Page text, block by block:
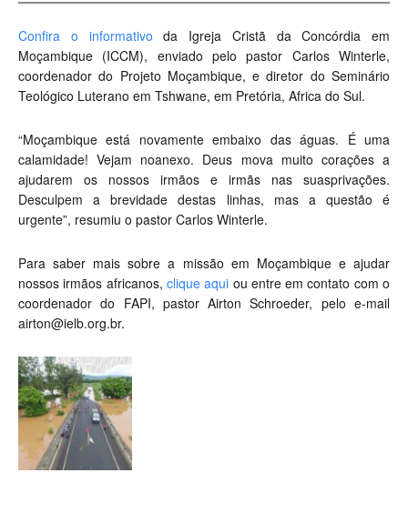
Confira o informativo da Igreja Cristã da Concórdia em
Moçambique (ICCM), enviado pelo pastor Carlos Winterle,
coordenador do Projeto Moçambique, e diretor do Seminário
Teológico Luterano em Tshwane, em Pretória, Africa do Sul.
“Moçambique está novamente embaixo das águas. É uma
calamidade! Vejam noanexo. Deus mova muito corações a
ajudarem os nossos irmãos e irmãs nas suasprivações.
Desculpem a brevidade destas linhas, mas a questão é
urgente”, resumiu o pastor Carlos Winterle.
Para saber mais sobre a missão em Moçambique e ajudar
nossos irmãos africanos, clique aqui ou entre em contato com o
coordenador do FAPI, pastor Airton Schroeder, pelo e-mail
airton@ielb.org.br.